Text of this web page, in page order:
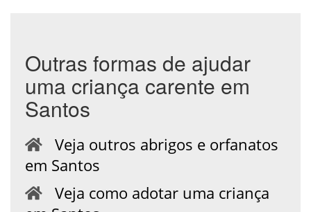
Outras formas de ajudar
uma criança carente em
Santos
Veja outros abrigos e orfanatos
em Santos
Veja como adotar uma criança